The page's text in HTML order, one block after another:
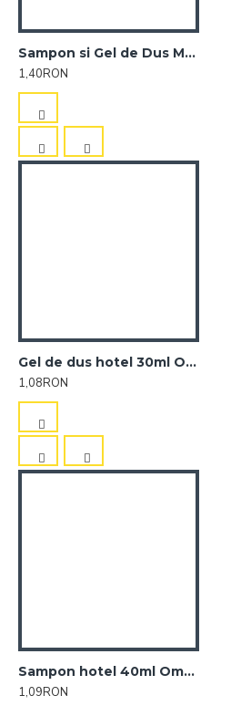
Sampon si Gel de Dus Mixt Hotel sticluta 20 ml
1,40RON
Gel de dus hotel 30ml Omnia
1,08RON
Sampon hotel 40ml Omnia
1,09RON